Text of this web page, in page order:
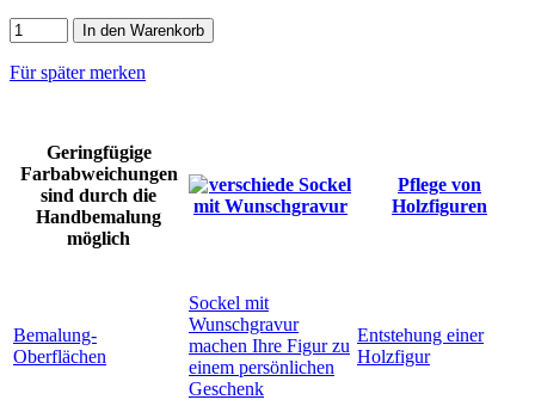
In den Warenkorb
Für später merken
Geringfügige
Farbabweichungen
sind durch die
Handbemalung
möglich
Pflege von
Holzfiguren
Bemalung-
Oberflächen
Sockel mit
Wunschgravur
machen Ihre Figur zu
einem persönlichen
Geschenk
Entstehung einer
Holzfigur